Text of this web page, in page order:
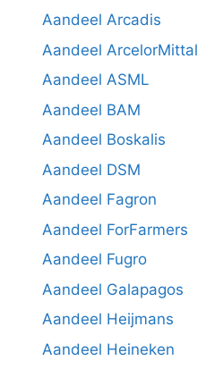
Aandeel Arcadis
Aandeel ArcelorMittal
Aandeel ASML
Aandeel BAM
Aandeel Boskalis
Aandeel DSM
Aandeel Fagron
Aandeel ForFarmers
Aandeel Fugro
Aandeel Galapagos
Aandeel Heijmans
Aandeel Heineken